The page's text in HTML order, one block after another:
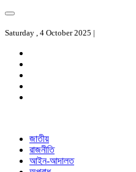
Saturday , 4 October 2025 |
জাতীয়
রাজনীতি
আইন-আদালত